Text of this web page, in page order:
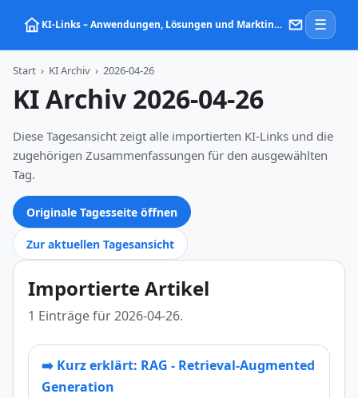
KI‑Links – Anwendungen, Lösungen und Marktinformationen zu Künstlicher Intelligenz ☰
Start › KI Archiv › 2026-04-26
KI Archiv 2026-04-26
Diese Tagesansicht zeigt alle importierten KI-Links und die
zugehörigen Zusammenfassungen für den ausgewählten
Tag.
Originale Tagesseite öffnen
Zur aktuellen Tagesansicht
Importierte Artikel
1 Einträge für 2026-04-26.
➡️ Kurz erklärt: RAG - Retrieval-Augmented
Generation